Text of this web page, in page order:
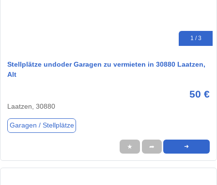
1 / 3
Stellplätze undoder Garagen zu vermieten in 30880 Laatzen,
Alt
50 €
Laatzen, 30880
Garagen / Stellplätze
★ ➦ ➜